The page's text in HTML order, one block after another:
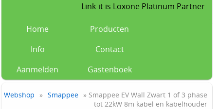
Link-it is Loxone Platinum Partner
Home
Producten
Info
Contact
Aanmelden
Gastenboek
Webshop » Smappee » Smappee EV Wall Zwart 1 of 3 phase
tot 22kW 8m kabel en kabelhouder